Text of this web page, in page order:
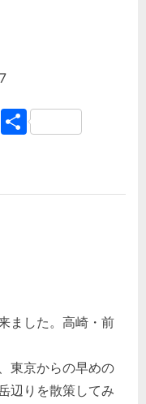
Email
共
ました。高崎・前
東京からの早めの
辺りを散策してみ